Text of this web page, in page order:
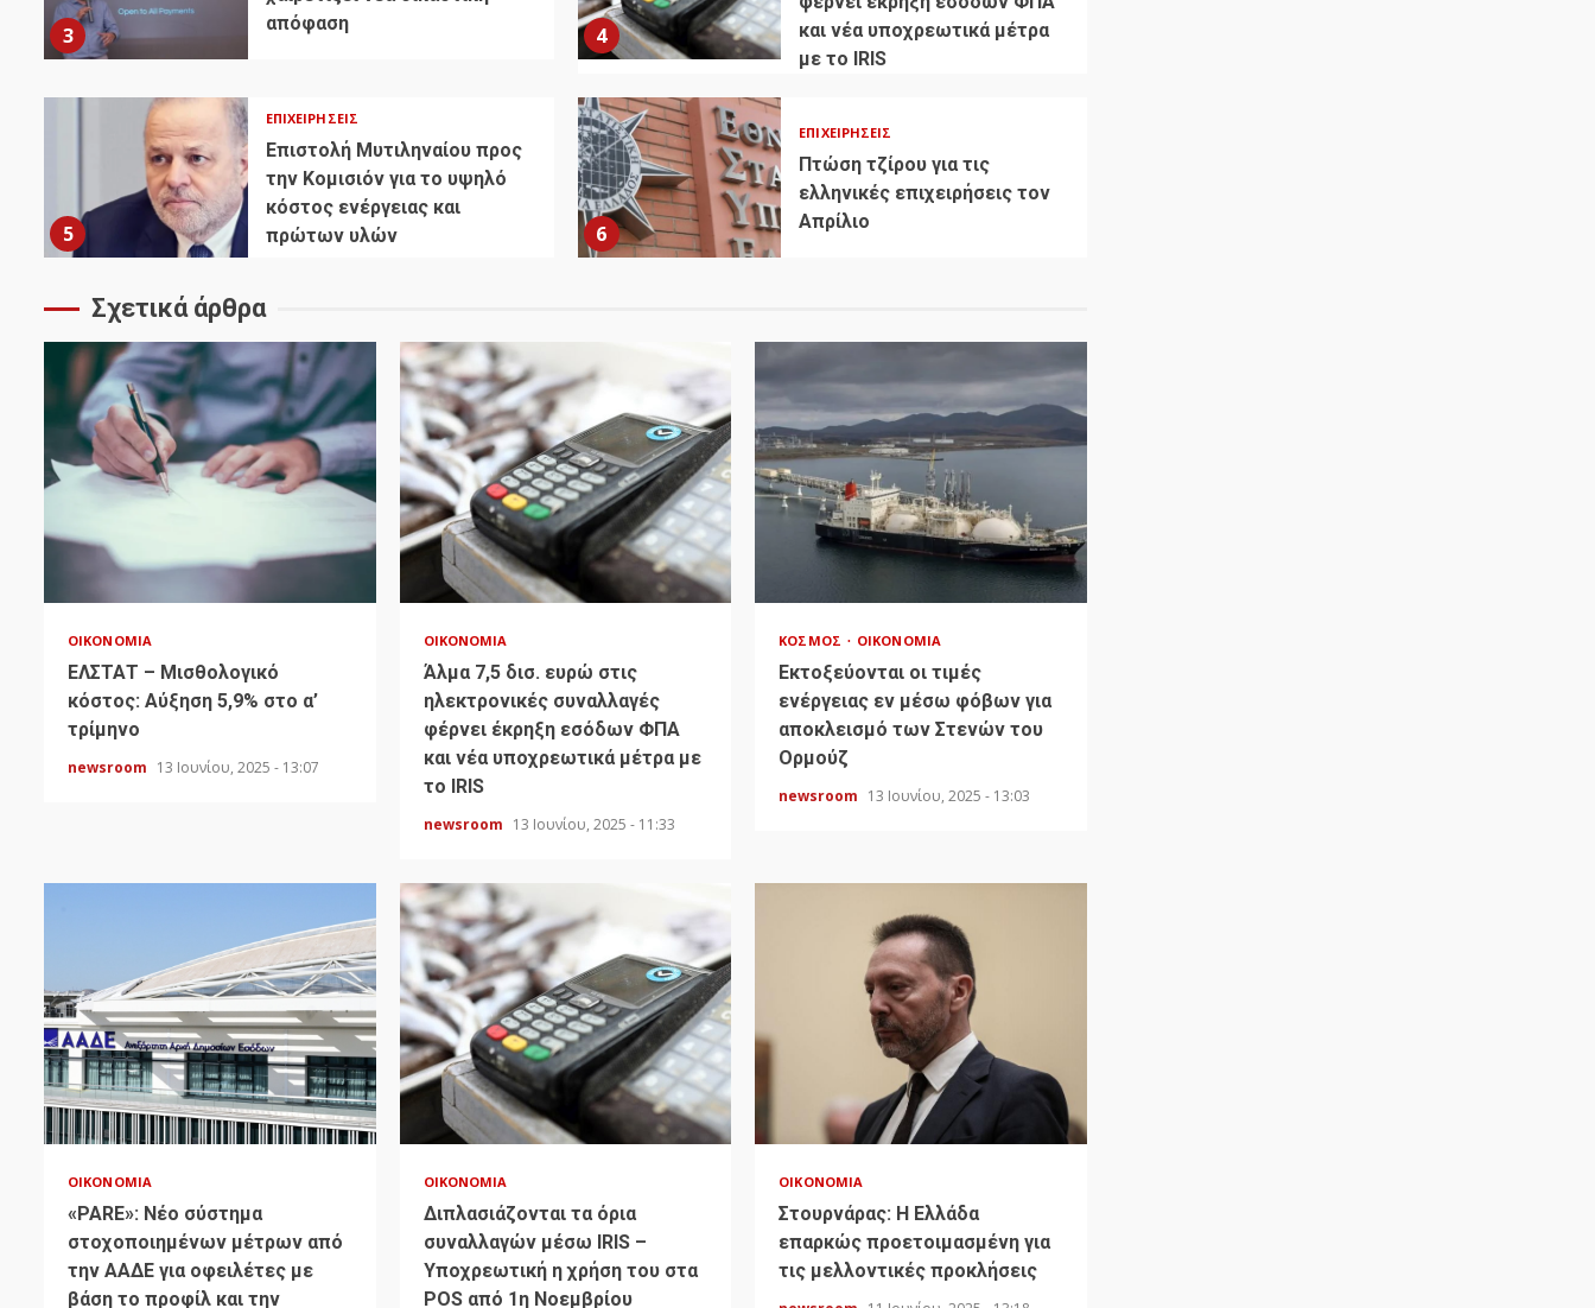
3
απόφαση
4
και νέα υποχρεωτικά μέτρα
με το IRIS
5
ΕΠΙΧΕΙΡΉΣΕΙΣ
Επιστολή Μυτιληναίου προς
την Κομισιόν για το υψηλό
κόστος ενέργειας και
πρώτων υλών
6
ΕΠΙΧΕΙΡΉΣΕΙΣ
Πτώση τζίρου για τις
ελληνικές επιχειρήσεις τον
Απρίλιο
Σχετικά άρθρα
ΟΙΚΟΝΟΜΊΑ
ΕΛΣΤΑΤ – Μισθολογικό
κόστος: Αύξηση 5,9% στο α’
τρίμηνο
newsroom 13 Ιουνίου, 2025 - 13:07
ΟΙΚΟΝΟΜΊΑ
Άλμα 7,5 δισ. ευρώ στις
ηλεκτρονικές συναλλαγές
φέρνει έκρηξη εσόδων ΦΠΑ
και νέα υποχρεωτικά μέτρα με
το IRIS
newsroom 13 Ιουνίου, 2025 - 11:33
ΚΌΣΜΟΣ ΟΙΚΟΝΟΜΊΑ
Εκτοξεύονται οι τιμές
ενέργειας εν μέσω φόβων για
αποκλεισμό των Στενών του
Ορμούζ
newsroom 13 Ιουνίου, 2025 - 13:03
ΟΙΚΟΝΟΜΊΑ
«PARE»: Νέο σύστημα
στοχοποιημένων μέτρων από
την ΑΑΔΕ για οφειλέτες με
βάση το προφίλ και την
ΟΙΚΟΝΟΜΊΑ
Διπλασιάζονται τα όρια
συναλλαγών μέσω IRIS –
Υποχρεωτική η χρήση του στα
POS από 1η Νοεμβρίου
ΟΙΚΟΝΟΜΊΑ
Στουρνάρας: Η Ελλάδα
επαρκώς προετοιμασμένη για
τις μελλοντικές προκλήσεις